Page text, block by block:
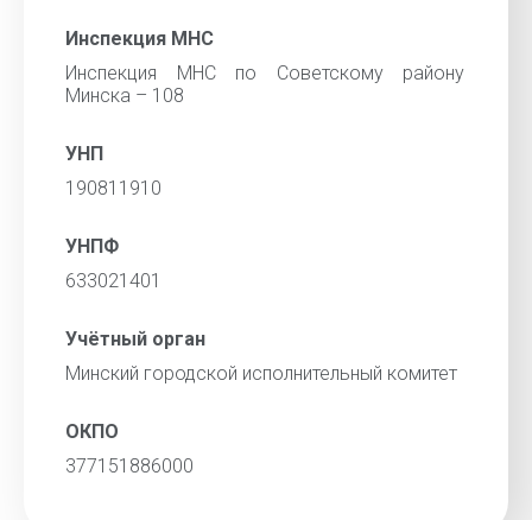
Инспекция МНС
Инспекция МНС по Советскому району
Минска – 108
УНП
190811910
УНПФ
633021401
Учётный орган
Минский городской исполнительный комитет
ОКПО
377151886000